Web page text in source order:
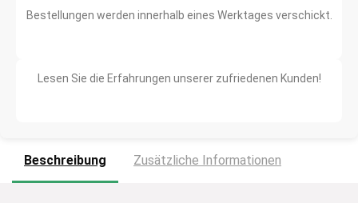
Bestellungen werden innerhalb eines Werktages verschickt.
Lesen Sie die Erfahrungen unserer zufriedenen Kunden!
Beschreibung Zusätzliche Informationen